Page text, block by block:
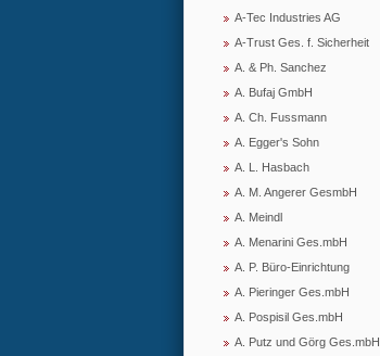
A-Tec Industries AG
A-Trust Ges. f. Sicherheit
A. & Ph. Sanchez
A. Bufaj GmbH
A. Ch. Fussmann
A. Egger's Sohn
A. L. Hasbach
A. M. Angerer GesmbH
A. Meindl
A. Menarini Ges.mbH
A. P. Büro-Einrichtung
A. Pieringer Ges.mbH
A. Pospisil Ges.mbH
A. Putz und Görg Ges.mbH